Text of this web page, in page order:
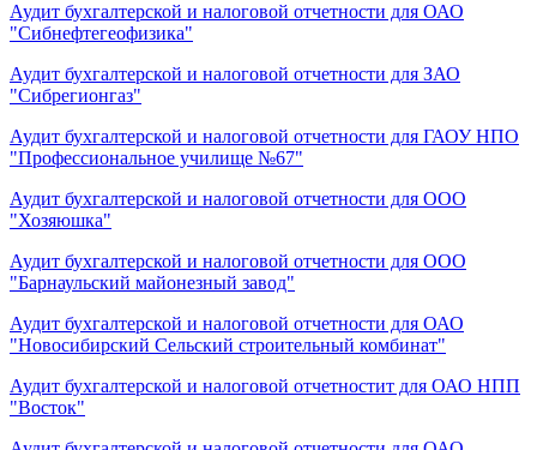
Аудит бухгалтерской и налоговой отчетности для ОАО
"Сибнефтегеофизика"
Аудит бухгалтерской и налоговой отчетности для ЗАО
"Сибрегионгаз"
Аудит бухгалтерской и налоговой отчетности для ГАОУ НПО
"Профессиональное училище №67"
Аудит бухгалтерской и налоговой отчетности для ООО
"Хозяюшка"
Аудит бухгалтерской и налоговой отчетности для ООО
"Барнаульский майонезный завод"
Аудит бухгалтерской и налоговой отчетности для ОАО
"Новосибирский Сельский строительный комбинат"
Аудит бухгалтерской и налоговой отчетностит для ОАО НПП
"Восток"